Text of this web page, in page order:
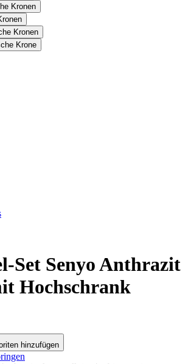
Kronen
Kronen
Krone
Set Senyo Anthrazit
Hochschrank
hinzufügen